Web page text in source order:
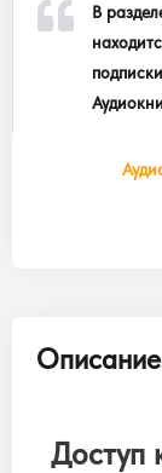
В
Доступ